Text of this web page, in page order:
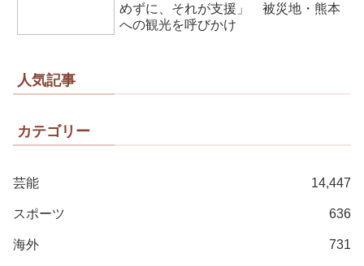
めずに、それが支援」 被災地・熊本
への観光を呼びかけ
人気記事
カテゴリー
芸能 14,447
スポーツ 636
海外 731